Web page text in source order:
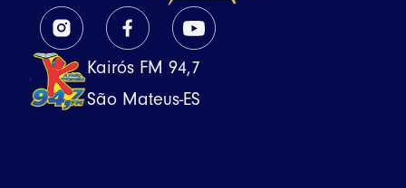
Kairós FM 94,7
São Mateus-ES